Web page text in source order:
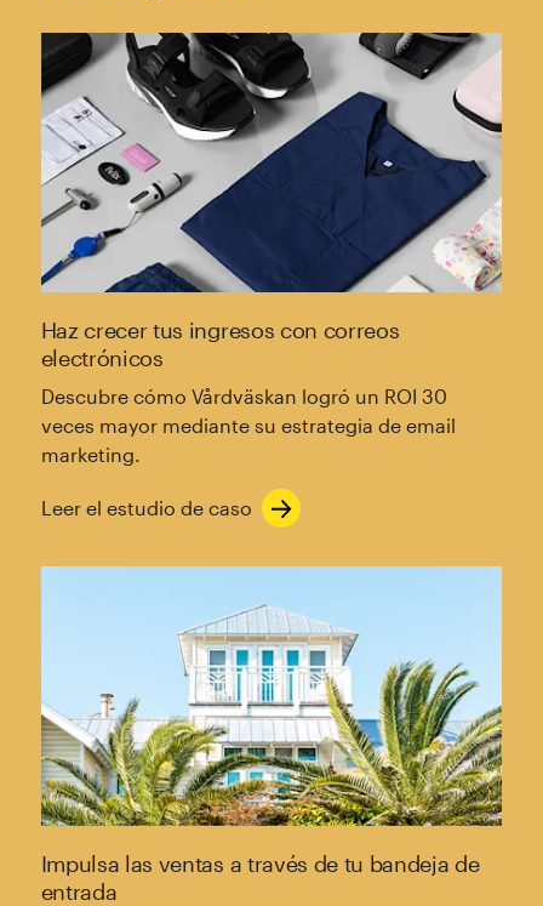
Haz crecer tus ingresos con correos
electrónicos
Descubre cómo Vårdväskan logró un ROI 30
veces mayor mediante su estrategia de email
marketing.
Leer el estudio de caso
Impulsa las ventas a través de tu bandeja de
entrada